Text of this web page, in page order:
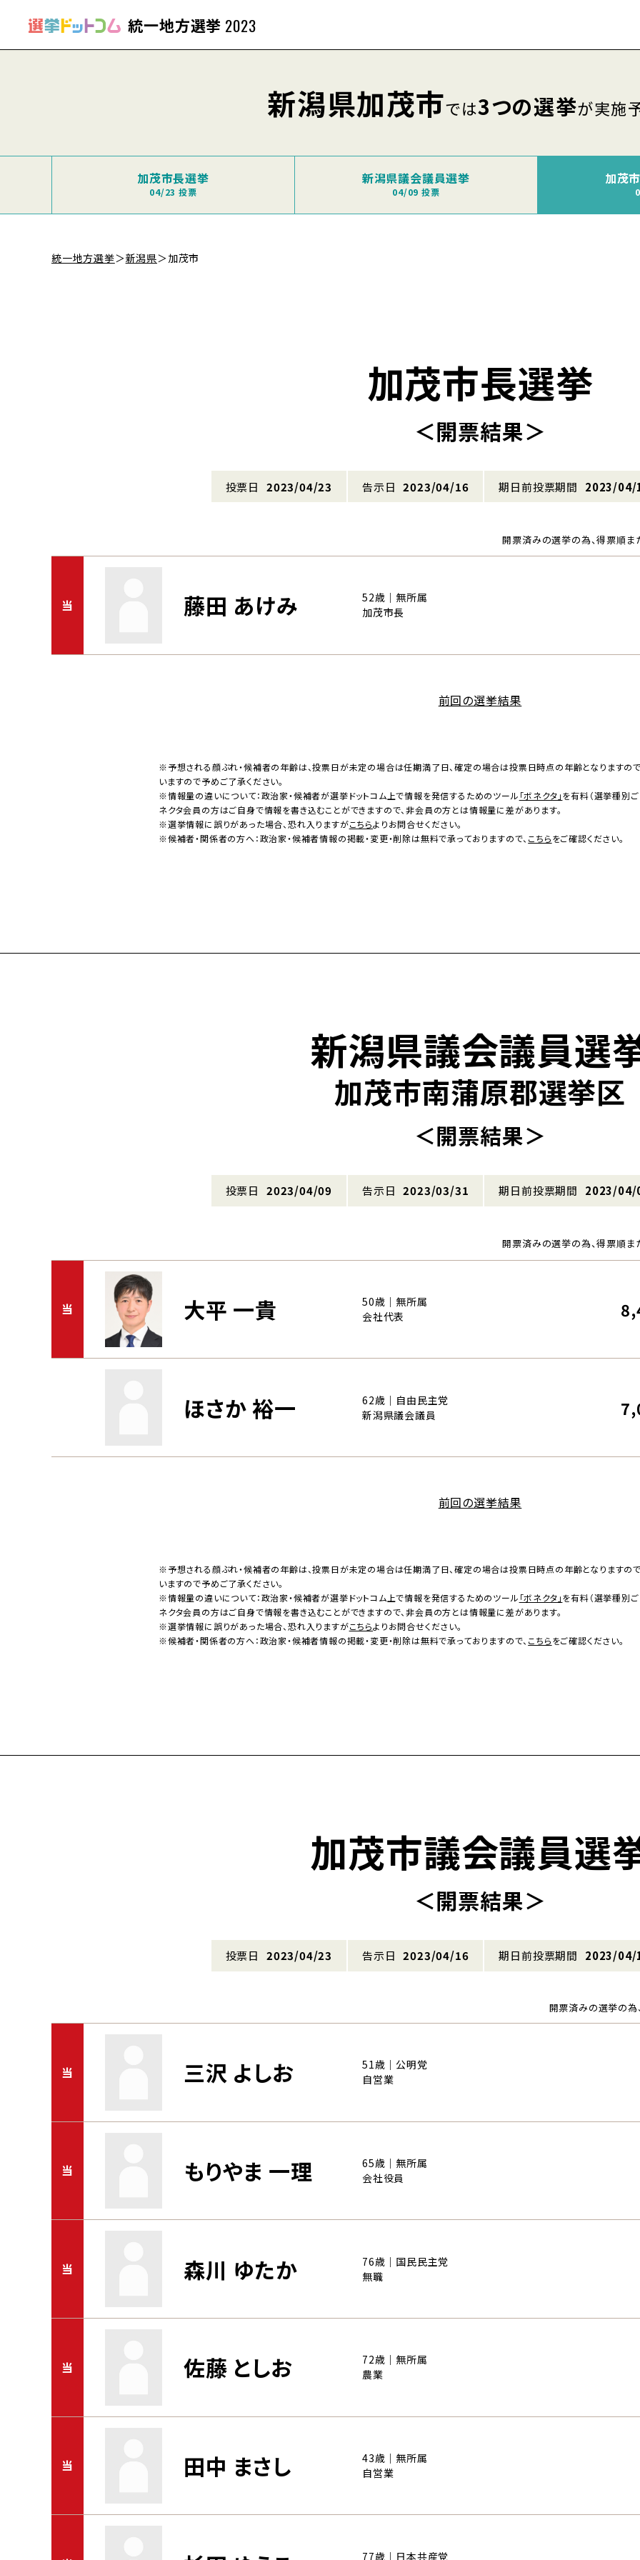
統一地方選挙 2023
新潟県加茂市では3つの選挙が実施
加茂市長選挙
04/23 投票
新潟県議会議員選挙
04/09 投票
加茂
統一地方選挙＞新潟県＞加茂市
加茂市長選挙
＜開票結果＞
投票日 2023/04/23 告示日 2023/04/16 期日前投票期間 2023/04/
開票済みの選挙の為、得票順
当 藤田 あけみ
52歳｜無所属
加茂市長
前回の選挙結果
※予想される顔ぶれ・候補者の年齢は、投票日が未定の場合は任期満了日、確定の場合は投票日時点の年齢となります
いますので予めご了承ください。
※情報量の違いについて：政治家・候補者が選挙ドットコム上で情報を発信するためのツール 「ボネクタ」を有料（選挙種別
ネクタ会員の方はご自身で情報を書き込むことができますので、非会員の方とは情報量に差があります。
※選挙情報に誤りがあった場合、恐れ入りますがこちらよりお問合せください。
※候補者・関係者の方へ：政治家・候補者情報の掲載・変更・削除は無料で承っておりますので、 こちらをご確認ください。
新潟県議会議員選
加茂市南蒲原郡選挙区
＜開票結果＞
投票日 2023/04/09 告示日 2023/03/31 期日前投票期間 2023/04/
開票済みの選挙の為、得票順
当 大平 一貴
50歳｜無所属
会社代表
ほさか 裕一
62歳｜自由民主党
新潟県議会議員
前回の選挙結果
※予想される顔ぶれ・候補者の年齢は、投票日が未定の場合は任期満了日、確定の場合は投票日時点の年齢となります
いますので予めご了承ください。
※情報量の違いについて：政治家・候補者が選挙ドットコム上で情報を発信するためのツール 「ボネクタ」を有料（選挙種別
ネクタ会員の方はご自身で情報を書き込むことができますので、非会員の方とは情報量に差があります。
※選挙情報に誤りがあった場合、恐れ入りますがこちらよりお問合せください。
※候補者・関係者の方へ：政治家・候補者情報の掲載・変更・削除は無料で承っておりますので、 こちらをご確認ください。
加茂市議会議員選
＜開票結果＞
投票日 2023/04/23 告示日 2023/04/16 期日前投票期間 2023/04/
開票済みの選挙の為
当 三沢 よしお
51歳｜公明党
自営業
当 もりやま 一理
65歳｜無所属
会社役員
当 森川 ゆたか
76歳｜国民民主党
無職
当 佐藤 としお
72歳｜無所属
農業
当 田中 まさし
43歳｜無所属
自営業
77歳｜日本共産党